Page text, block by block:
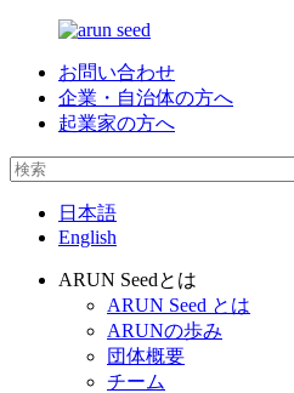
お問い合わせ
企業・自治体の方へ
起業家の方へ
日本語
English
ARUN Seedとは
ARUN Seed とは
ARUNの歩み
団体概要
チーム